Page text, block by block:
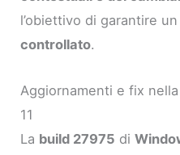
l’obiettivo di garantire
controllato.
Aggiornamenti e fix
11
La build 27975 di